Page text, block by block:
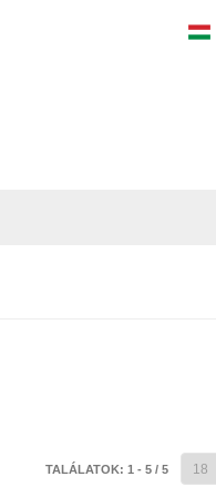
TALÁLATOK: 1 - 5 / 5